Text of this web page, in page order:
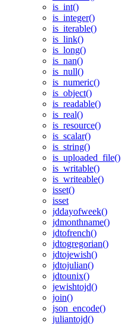
is_int()
is_integer()
is_iterable()
is_link()
is_long()
is_nan()
is_null()
is_numeric()
is_object()
is_readable()
is_real()
is_resource()
is_scalar()
is_string()
is_uploaded_file()
is_writable()
is_writeable()
isset()
isset
jddayofweek()
jdmonthname()
jdtofrench()
jdtogregorian()
jdtojewish()
jdtojulian()
jdtounix()
jewishtojd()
join()
json_encode()
juliantojd()